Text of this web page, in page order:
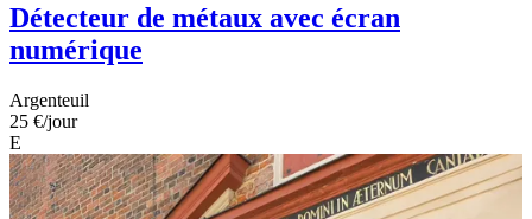
Détecteur de métaux avec écran
numérique
Argenteuil
25 €/jour
E